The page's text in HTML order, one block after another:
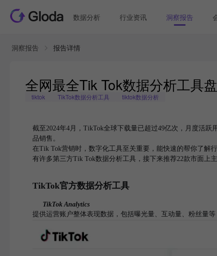
数据分析 行业资讯 洞察报告
洞察报告 报告详情
全网最全Tik Tok数据分析工具
tiktok TikTok数据分析工具 tiktok数据分析
截至2024年4月，TikTok全球下载量已超过49亿次，月度活
品销售。
在Tik Tok营销时，数字化工具至关重要，能快速的帮你了解
有许多第三方Tik Tok数据分析工具，接下来推荐22款市面上
TikTok官方数据分析工具
TikTok Analytics
提供运营账户整体表现数据，包括曝光量、互动量、粉丝量